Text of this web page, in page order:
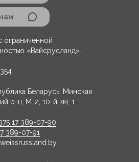
«Вайсрусланд»
Беларусь, Минская
р-н, М-2, 10-й км, 1.
17 389-07-90
389-07-91